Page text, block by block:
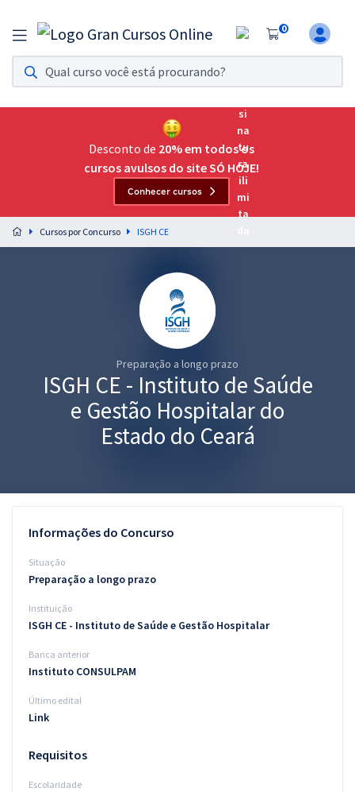
0
Assinatura Ilimitada 11
Acesso a todos os cursos. Teste grátis por 7 dias!
Assinatura OAB Até Passar
Acesso ilimitado a toda preparação para o Exame da
Preparação completa e intensiva para as principais
residências em saúde do Brasil
Blog
Aprovados
Atendimento
Desconto de 20% em todos os
cursos avulsos do site SÓ HOJE!
Conhecer cursos
Cursos por Concurso ISGH CE
Preparação a longo prazo
ISGH CE - Instituto de Saúde
e Gestão Hospitalar do
Estado do Ceará
Informações do Concurso
Situação
Preparação a longo prazo
Instituição
ISGH CE - Instituto de Saúde e Gestão Hospitalar
Banca anterior
Instituto CONSULPAM
Último edital
Link
Requisitos
Escolaridade